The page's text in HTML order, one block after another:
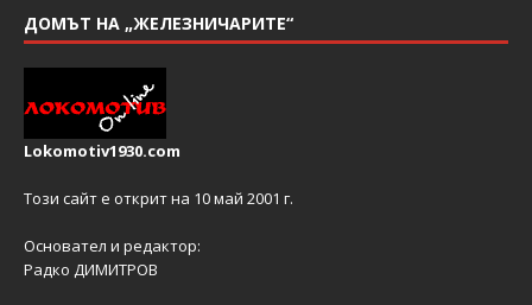
ДОМЪТ НА „ЖЕЛЕЗНИЧАРИТЕ“
Lokomotiv1930.com
Този сайт е открит на 10 май 2001 г.
Основател и редактор:
Радко ДИМИТРОВ